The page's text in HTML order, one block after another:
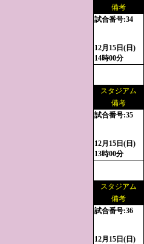
備考
試合番号:34
12月15日(日)
14時00分
スタジアム
備考
試合番号:35
12月15日(日)
13時00分
スタジアム
備考
試合番号:36
12月15日(日)